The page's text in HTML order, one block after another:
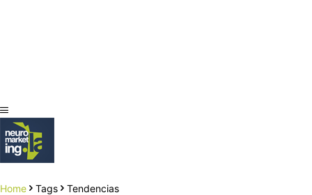
Home Tags Tendencias